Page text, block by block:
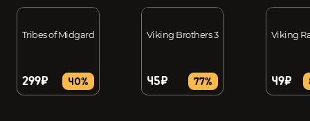
Tribes of Midgard
299₽ 40%
Viking Brothers 3
45₽ 77%
Viking
49₽